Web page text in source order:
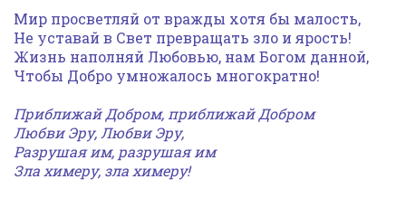
Мир просветляй от вражды хотя бы малость,
Не уставай в Свет превращать зло и ярость!
Жизнь наполняй Любовью, нам Богом данной,
Чтобы Добро умножалось многократно!
Приближай Добром, приближай Добром
Любви Эру, Любви Эру,
Разрушая им, разрушая им
Зла химеру, зла химеру!